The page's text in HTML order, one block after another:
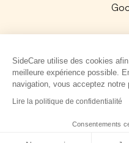
© 2026
SideCare utilise des cookies
meilleure expérience possible.
navigation, vous acceptez notre
Lire la politique de confidentialité
Consentements